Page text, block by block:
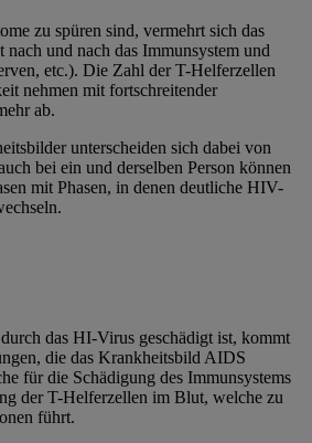
zu spüren sind, vermehrt sich das
und nach das Immunsystem und
etc.). Die Zahl der T-Helferzellen
nehmen mit fortschreitender
ab.
unterscheiden sich dabei von
bei ein und derselben Person können
mit Phasen, in denen deutliche HIV-
das HI-Virus geschädigt ist, kommt
die das Krankheitsbild AIDS
für die Schädigung des Immunsystems
der T-Helferzellen im Blut, welche zu
führt.